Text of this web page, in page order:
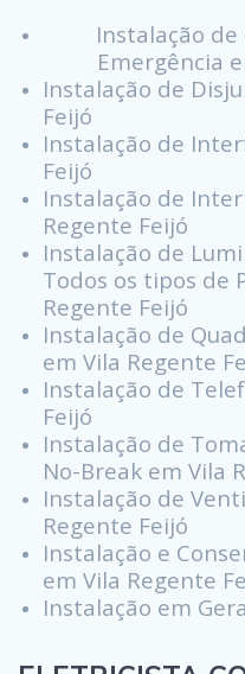
Instalação
Emergência
Instalação de
Feijó
Instalação de
Feijó
Instalação de
Regente Feijó
Instalação de
Todos os tipos de
Regente Feijó
Instalação de
em Vila Regente
Instalação de
Feijó
Instalação de
No-Break em Vila
Instalação de
Regente Feijó
Instalação e
em Vila Regente
Instalação em